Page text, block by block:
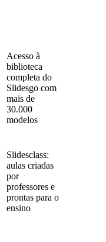
Acesso à
biblioteca
completa do
Slidesgo com
mais de
30.000
modelos
Slidesclass:
aulas criadas
por
professores e
prontas para o
ensino